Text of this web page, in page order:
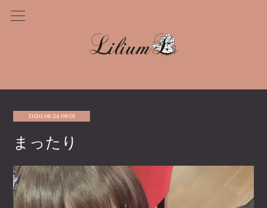
2020.06.24 09:01
まったり